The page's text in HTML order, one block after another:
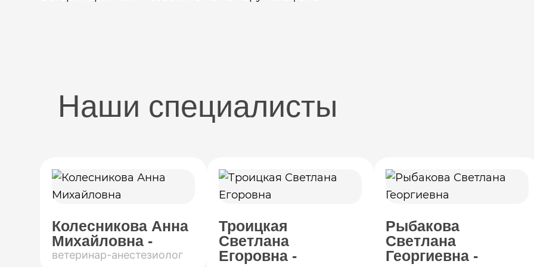
Наши специалисты
Колесникова Анна
Михайловна -
ветеринар-анестезиолог
Троицкая
Светлана
Егоровна -
Рыбакова
Светлана
Георгиевна -